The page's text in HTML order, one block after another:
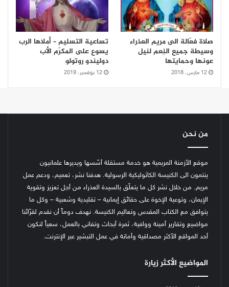
صلاة فعّالة الى مريم العذراء
وسيطة جميع النِعم لنيل
عونها وحمايتها
12 مارس، 2018
تساعية التسليم – أملاها الرب
يسوع على المكرّم الأب
دوليندو روتولو
12 نوفمبر، 2019
من نحن
موقع الأزمنة المريمية هو خدمة مستقلة أسّسها ويديرها علمانيون
ينتمون الى الكنيسة الكاثوليكية الرسولية. هدفنا نشر، تعميم، ودعم عمل
مريم. من خلال نشر كل ما يتعلّق بالسيدة العذراء من أجل تعزيز وتقوية
الإيمان، وتوعية الإخوة على حقائق إيمانية – تقليدية وشعبية – وكل ما
يتوافق مع الكتاب المقدس وتعاليم الكنيسة. نهدف دوماً أن نقدم لقرّائنا
مواضيع وتقارير أمينة ووافية، ثمرة أبحاث وتفاني بالعمل، سعياً لنكون
أحد المواقع الأكثر مصداقية وأمانة في عمل التبشير عبر الإنترنت.
المواضيع الأكثر زيارة